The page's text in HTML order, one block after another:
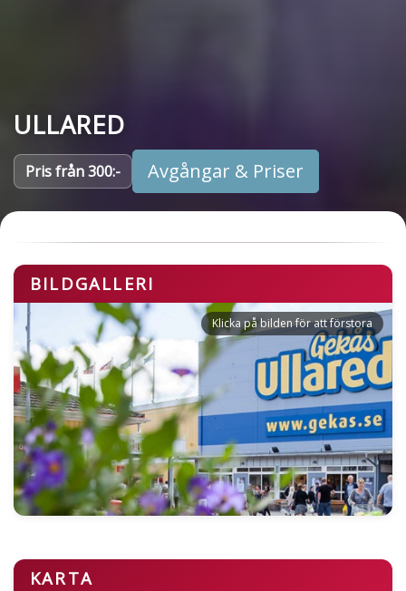
ULLARED
Pris från 300:- Avgångar & Priser
BILDGALLERI
KARTA